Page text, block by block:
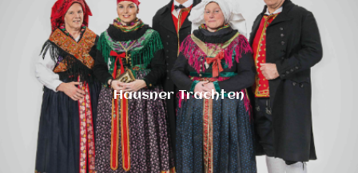
Hausner Trachten